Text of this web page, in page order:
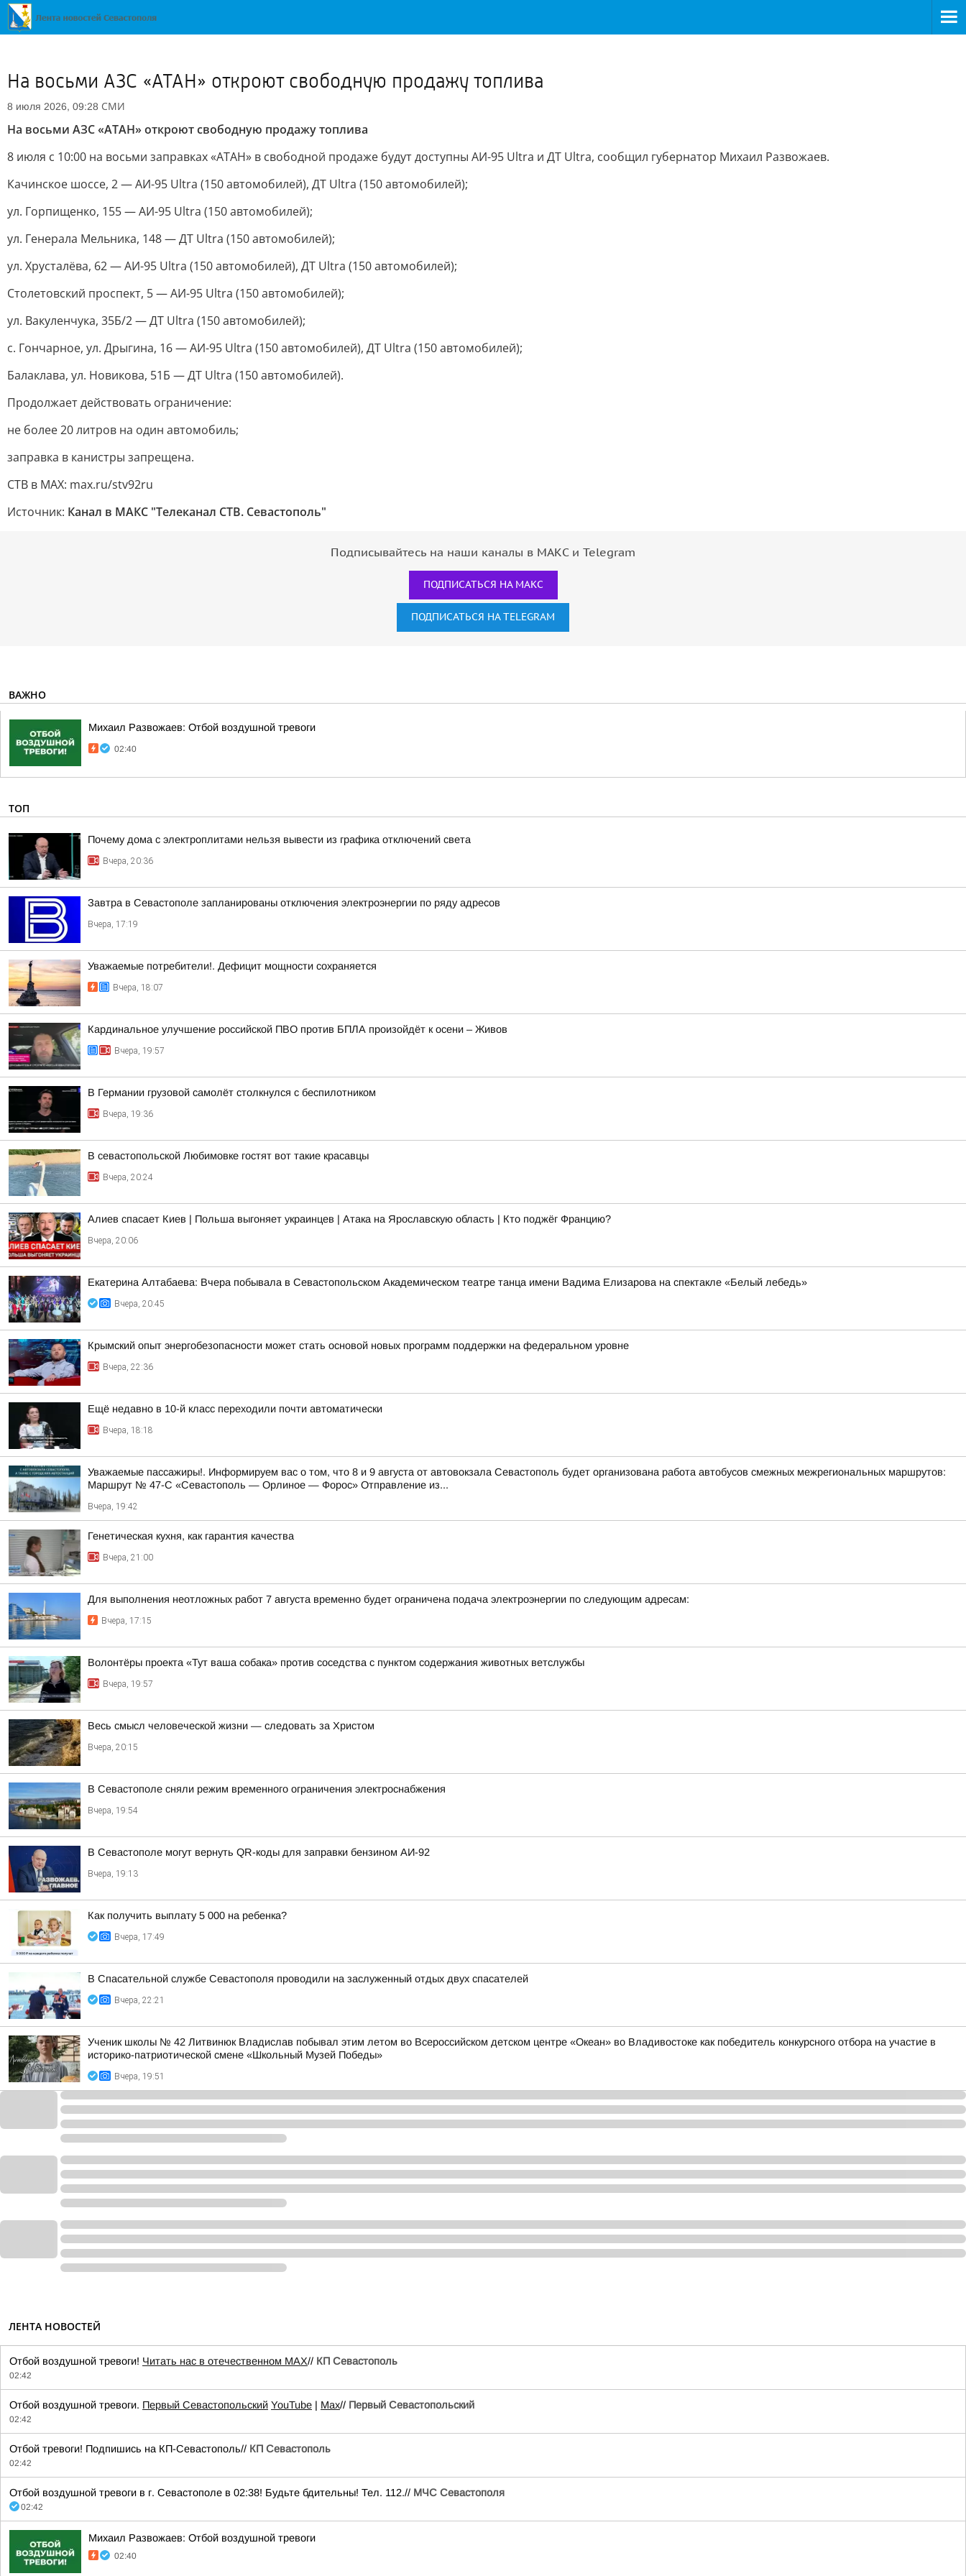
На восьми АЗС «АТАН» откроют свободную продажу топлива
8 июля 2026, 09:28 СМИ
На восьми АЗС «АТАН» откроют свободную продажу топлива
8 июля с 10:00 на восьми заправках «АТАН» в свободной продаже будут доступны АИ-95 Ultra и ДТ Ultra, сообщил губернатор Михаил Развожаев.
Качинское шоссе, 2 — АИ-95 Ultra (150 автомобилей), ДТ Ultra (150 автомобилей);
ул. Горпищенко, 155 — АИ-95 Ultra (150 автомобилей);
ул. Генерала Мельника, 148 — ДТ Ultra (150 автомобилей);
ул. Хрусталёва, 62 — АИ-95 Ultra (150 автомобилей), ДТ Ultra (150 автомобилей);
Столетовский проспект, 5 — АИ-95 Ultra (150 автомобилей);
ул. Вакуленчука, 35Б/2 — ДТ Ultra (150 автомобилей);
с. Гончарное, ул. Дрыгина, 16 — АИ-95 Ultra (150 автомобилей), ДТ Ultra (150 автомобилей);
Балаклава, ул. Новикова, 51Б — ДТ Ultra (150 автомобилей).
Продолжает действовать ограничение:
не более 20 литров на один автомобиль;
заправка в канистры запрещена.
СТВ в MAX: max.ru/stv92ru
Источник: Канал в МАКС "Телеканал CТВ. Севастополь"
Подписывайтесь на наши каналы в МАКС и Telegram
ПОДПИСАТЬСЯ НА МАКС
ПОДПИСАТЬСЯ НА TELEGRAM
ВАЖНО
Михаил Развожаев: Отбой воздушной тревоги
02:40
ТОП
Почему дома с электроплитами нельзя вывести из графика отключений света
Вчера, 20:36
Завтра в Севастополе запланированы отключения электроэнергии по ряду адресов
Вчера, 17:19
Уважаемые потребители!. Дефицит мощности сохраняется
Вчера, 18:07
Кардинальное улучшение российской ПВО против БПЛА произойдёт к осени – Живов
Вчера, 19:57
В Германии грузовой самолёт столкнулся с беспилотником
Вчера, 19:36
В севастопольской Любимовке гостят вот такие красавцы
Вчера, 20:24
Алиев спасает Киев | Польша выгоняет украинцев | Атака на Ярославскую область | Кто поджёг Францию?
Вчера, 20:06
Екатерина Алтабаева: Вчера побывала в Севастопольском Академическом театре танца имени Вадима Елизарова на спектакле «Белый лебедь»
Вчера, 20:45
Крымский опыт энергобезопасности может стать основой новых программ поддержки на федеральном уровне
Вчера, 22:36
Ещё недавно в 10-й класс переходили почти автоматически
Вчера, 18:18
Уважаемые пассажиры!. Информируем вас о том, что 8 и 9 августа от автовокзала Севастополь будет организована работа автобусов смежных межрегиональных маршрутов:
Маршрут № 47-С «Севастополь — Орлиное — Форос» Отправление из...
Вчера, 19:42
Генетическая кухня, как гарантия качества
Вчера, 21:00
Для выполнения неотложных работ 7 августа временно будет ограничена подача электроэнергии по следующим адресам:
Вчера, 17:15
Волонтёры проекта «Тут ваша собака» против соседства с пунктом содержания животных ветслужбы
Вчера, 19:57
Весь смысл человеческой жизни — следовать за Христом
Вчера, 20:15
В Севастополе сняли режим временного ограничения электроснабжения
Вчера, 19:54
В Севастополе могут вернуть QR-коды для заправки бензином АИ-92
Вчера, 19:13
Как получить выплату 5 000 на ребенка?
Вчера, 17:49
В Спасательной службе Севастополя проводили на заслуженный отдых двух спасателей
Вчера, 22:21
Ученик школы № 42 Литвинюк Владислав побывал этим летом во Всероссийском детском центре «Океан» во Владивостоке как победитель конкурсного отбора на участие в
историко-патриотической смене «Школьный Музей Победы»
Вчера, 19:51
ЛЕНТА НОВОСТЕЙ
Отбой воздушной тревоги! Читать нас в отечественном MAX// КП Севастополь
02:42
Отбой воздушной тревоги. Первый Севастопольский YouTube | Max// Первый Севастопольский
02:42
Отбой тревоги! Подпишись на КП-Севастополь// КП Севастополь
02:42
Отбой воздушной тревоги в г. Севастополе в 02:38! Будьте бдительны! Тел. 112.// МЧС Севастополя
02:42
Михаил Развожаев: Отбой воздушной тревоги
02:40